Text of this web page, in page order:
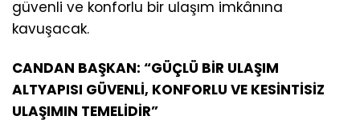
güvenli ve konforlu bir ulaşım imkânına
kavuşacak.
CANDAN BAŞKAN: “GÜÇLÜ BİR ULAŞIM
ALTYAPISI GÜVENLİ, KONFORLU VE KESİNTİSİZ
ULAŞIMIN TEMELİDİR”